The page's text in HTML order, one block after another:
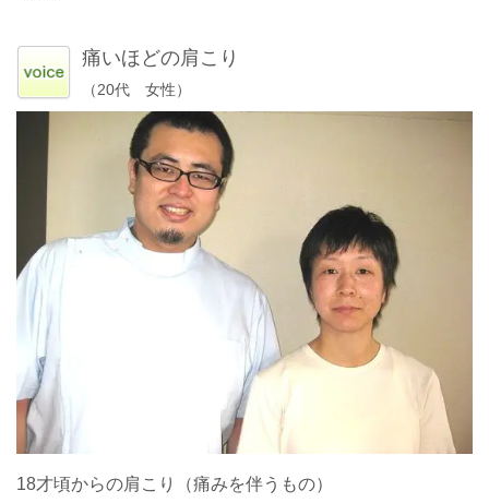
痛いほどの肩こり
（20代 女性）
18才頃からの肩こり（痛みを伴うもの）